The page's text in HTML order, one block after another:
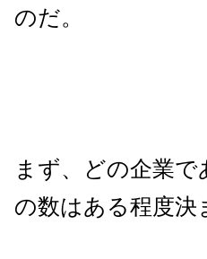
のだ。
まず、どの企業
の数はある程度決